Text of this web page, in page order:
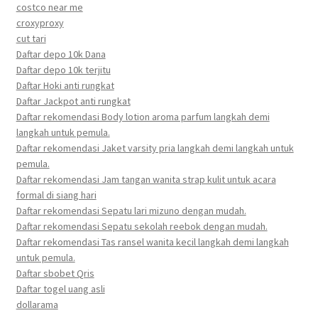
costco near me
croxyproxy
cut tari
Daftar depo 10k Dana
Daftar depo 10k terjitu
Daftar Hoki anti rungkat
Daftar Jackpot anti rungkat
Daftar rekomendasi Body lotion aroma parfum langkah demi
langkah untuk pemula.
Daftar rekomendasi Jaket varsity pria langkah demi langkah untuk
pemula.
Daftar rekomendasi Jam tangan wanita strap kulit untuk acara
formal di siang hari
Daftar rekomendasi Sepatu lari mizuno dengan mudah.
Daftar rekomendasi Sepatu sekolah reebok dengan mudah.
Daftar rekomendasi Tas ransel wanita kecil langkah demi langkah
untuk pemula.
Daftar sbobet Qris
Daftar togel uang asli
dollarama